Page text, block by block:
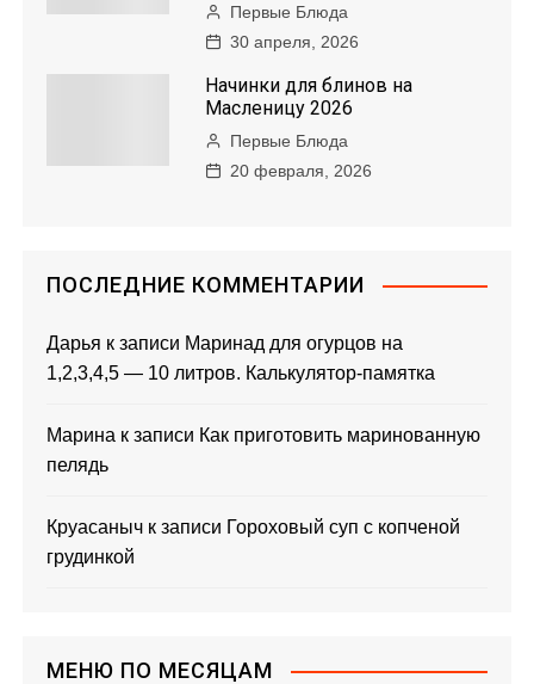
м
Первые Блюда
30 апреля, 2026
Начинки для блинов на
Масленицу 2026
Первые Блюда
20 февраля, 2026
ПОСЛЕДНИЕ КОММЕНТАРИИ
Дарья к записи Маринад для огурцов на
1,2,3,4,5 — 10 литров. Калькулятор-памятка
Марина к записи Как приготовить маринованную
пелядь
Круасаныч к записи Гороховый суп с копченой
грудинкой
МЕНЮ ПО МЕСЯЦАМ